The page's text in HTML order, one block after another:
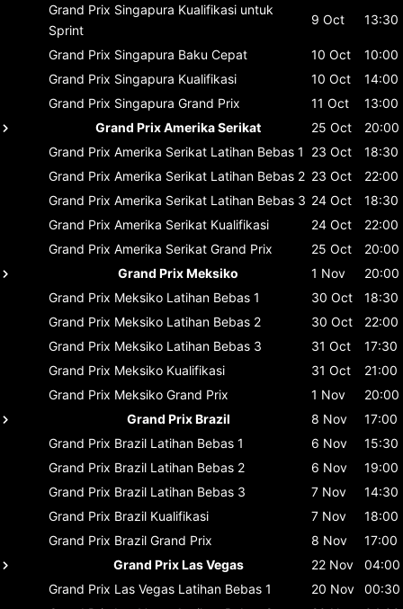
Grand Prix Singapura Kualifikasi untuk
Sprint
9 Oct 13:30
Grand Prix Singapura Baku Cepat 10 Oct
10:00
Grand Prix Singapura Kualifikasi 10 Oct
14:00
Grand Prix Singapura Grand Prix 11 Oct
13:00
Grand Prix Amerika Serikat
25 Oct
20:00
Grand Prix Amerika Serikat Latihan Bebas 1 23 Oct
18:30
Grand Prix Amerika Serikat Latihan Bebas 2 23 Oct
22:00
Grand Prix Amerika Serikat Latihan Bebas 3 24 Oct
18:30
Grand Prix Amerika Serikat Kualifikasi 24 Oct
22:00
Grand Prix Amerika Serikat Grand Prix 25 Oct
20:00
Grand Prix Meksiko
1 Nov
20:00
Grand Prix Meksiko Latihan Bebas 1 30 Oct
18:30
Grand Prix Meksiko Latihan Bebas 2 30 Oct
22:00
Grand Prix Meksiko Latihan Bebas 3 31 Oct
17:30
Grand Prix Meksiko Kualifikasi 31 Oct
21:00
Grand Prix Meksiko Grand Prix 1 Nov
20:00
Grand Prix Brazil
8 Nov
17:00
Grand Prix Brazil Latihan Bebas 1 6 Nov
15:30
Grand Prix Brazil Latihan Bebas 2 6 Nov
19:00
Grand Prix Brazil Latihan Bebas 3 7 Nov
14:30
Grand Prix Brazil Kualifikasi 7 Nov
18:00
Grand Prix Brazil Grand Prix 8 Nov
17:00
Grand Prix Las Vegas
22 Nov
04:00
Grand Prix Las Vegas Latihan Bebas 1 20 Nov
00:30